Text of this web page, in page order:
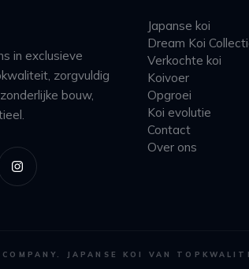
in exclusieve
zorgvuldig
bouw,
Japanse koi
Dream Koi
Verkochte koi
Koivoer
Opgroei
Koi evolutie
Contact
Over ons
JAPANSE KOI VAN